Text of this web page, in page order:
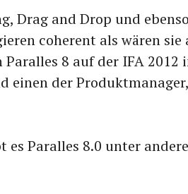
Drag and Drop und
coherent als wären
8 auf der IFA 2012
einen der
es Paralles 8.0 unter